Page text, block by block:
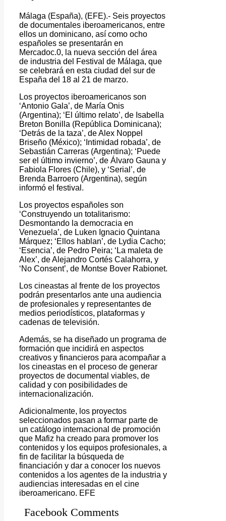
Málaga (España), (EFE).- Seis proyectos
de documentales iberoamericanos, entre
ellos un dominicano, así como ocho
españoles se presentarán en
Mercadoc.0, la nueva sección del área
de industria del Festival de Málaga, que
se celebrará en esta ciudad del sur de
España del 18 al 21 de marzo.
Los proyectos iberoamericanos son
‘Antonio Gala’, de María Onis
(Argentina); ‘El último relato’, de Isabella
Breton Bonilla (República Dominicana);
‘Detrás de la taza’, de Alex Noppel
Briseño (México); ‘Intimidad robada’, de
Sebastián Carreras (Argentina); ‘Puede
ser el último invierno’, de Álvaro Gauna y
Fabiola Flores (Chile), y ‘Serial’, de
Brenda Barroero (Argentina), según
informó el festival.
Los proyectos españoles son
‘Construyendo un totalitarismo:
Desmontando la democracia en
Venezuela’, de Luken Ignacio Quintana
Márquez; ‘Ellos hablan’, de Lydia Cacho;
‘Esencia’, de Pedro Peira; ‘La maleta de
Alex’, de Alejandro Cortés Calahorra, y
‘No Consent’, de Montse Bover Rabionet.
Los cineastas al frente de los proyectos
podrán presentarlos ante una audiencia
de profesionales y representantes de
medios periodísticos, plataformas y
cadenas de televisión.
Además, se ha diseñado un programa de
formación que incidirá en aspectos
creativos y financieros para acompañar a
los cineastas en el proceso de generar
proyectos de documental viables, de
calidad y con posibilidades de
internacionalización.
Adicionalmente, los proyectos
seleccionados pasan a formar parte de
un catálogo internacional de promoción
que Mafiz ha creado para promover los
contenidos y los equipos profesionales, a
fin de facilitar la búsqueda de
financiación y dar a conocer los nuevos
contenidos a los agentes de la industria y
audiencias interesadas en el cine
iberoamericano. EFE
Facebook Comments